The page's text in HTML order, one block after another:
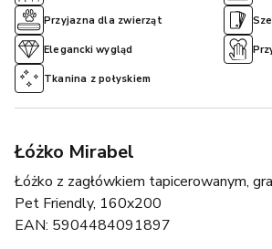
Łóżko Mirabel
Łóżko z zagłówkiem tapicerowanym,
Pet Friendly, 160x200
EAN: 5904484091897
Przyjazna dla zwierząt
Elegancki wygląd
Tkanina z połyskiem